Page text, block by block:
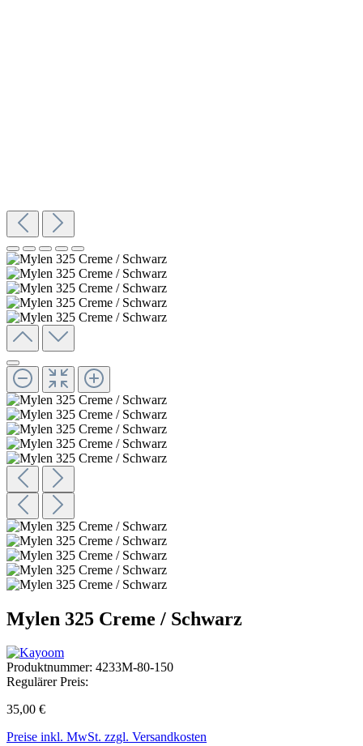
Mylen 325 Creme / Schwarz
Produktnummer: 4233M-80-150
Regulärer Preis:
35,00 €
Preise inkl. MwSt. zzgl. Versandkosten